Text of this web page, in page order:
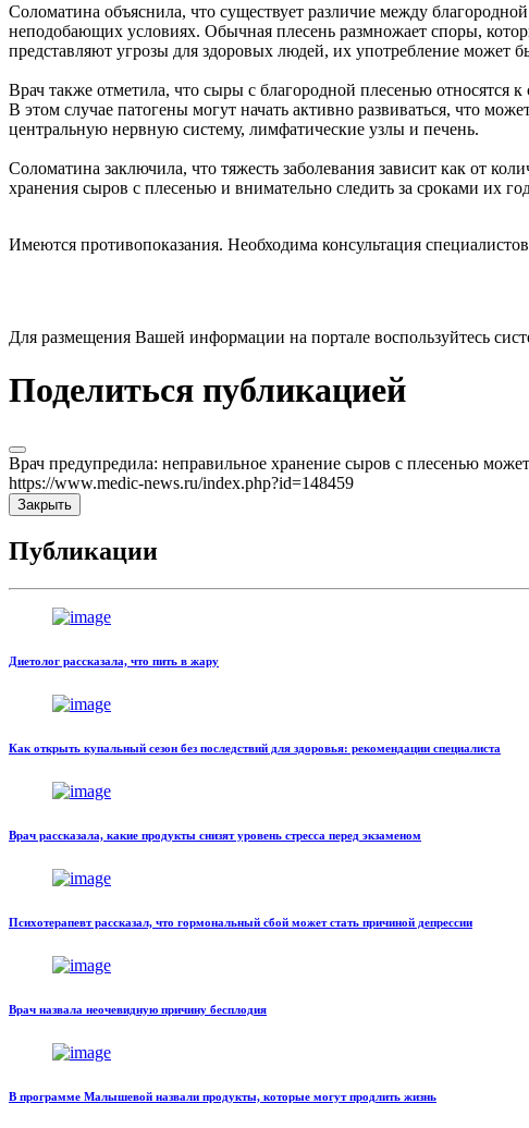
Соломатина объяснила, что существует различие между
неподобающих условиях. Обычная плесень размножает споры,
представляют угрозы для здоровых людей, их употребление может
Врач также отметила, что сыры с благородной плесенью относятся
В этом случае патогены могут начать активно развиваться, что
центральную нервную систему, лимфатические узлы и печень.
Соломатина заключила, что тяжесть заболевания зависит как от
хранения сыров с плесенью и внимательно следить за сроками их
Имеются противопоказания. Необходима консультация
Для размещения Вашей информации на портале воспользуйтесь
Поделиться публикацией
Врач предупредила: неправильное хранение сыров с плесенью
https://www.medic-news.ru/index.php?id=148459
Закрыть
Публикации
Диетолог рассказала, что пить в жару
Как открыть купальный сезон без последствий для здоровья: рекомендации специалиста
Врач рассказала, какие продукты снизят уровень стресса перед экзаменом
Психотерапевт рассказал, что гормональный сбой может стать причиной депрессии
Врач назвала неочевидную причину бесплодия
В программе Малышевой назвали продукты, которые могут продлить жизнь